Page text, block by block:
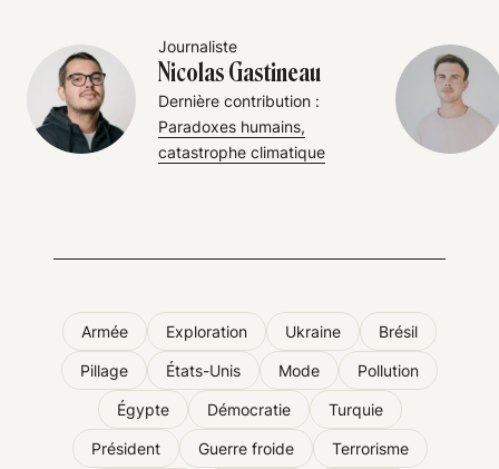
Journaliste
Nicolas Gastineau
Dernière contribution :
Paradoxes humains,
catastrophe climatique
Armée Exploration Ukraine Brésil
Pillage États-Unis Mode Pollution
Égypte Démocratie Turquie
Président Guerre froide Terrorisme